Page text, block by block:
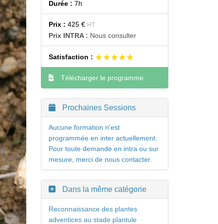
Durée : 7h
Prix : 425 € HT
Prix INTRA : Nous consulter
Satisfaction : ★★★★★
★★★★★
Télécharger le programme
Prochaines Sessions
Aucune formation n'est
programmée en inter actuellement.
Pour toute demande en intra ou sur
mesure, merci de nous contacter.
Dans la même catégorie
Reconnaissance des plantes
adventices au stade plantule